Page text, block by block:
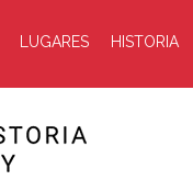
LUGARES HISTORIA